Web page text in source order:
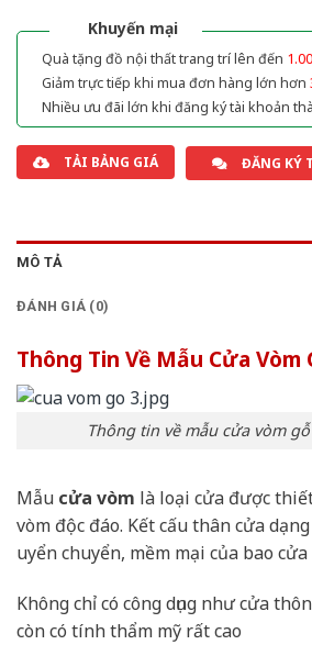
Khuyến mại
Quà tặng đồ nội thất trang trí lên đến
Giảm trực tiếp khi mua đơn hàng lớn hơn
Nhiều ưu đãi lớn khi đăng ký tài khoản
TẢI BẢNG GIÁ ĐĂNG KÝ
MÔ TẢ
ĐÁNH GIÁ (0)
Thông Tin Về Mẫu Cửa Vòm
Thông tin về mẫu cửa vòm
Mẫu cửa vòm là loại cửa được
vòm độc đáo. Kết cấu thân cửa
uyển chuyển, mềm mại của bao cửa
Không chỉ có công dụng như cửa
còn có tính thẩm mỹ rất cao